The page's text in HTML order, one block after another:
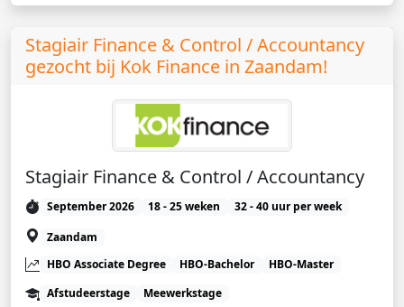
Stagiair Finance & Control / Accountancy
gezocht bij Kok Finance in Zaandam!
Stagiair Finance & Control / Accountancy
September 2026 18 - 25 weken
32 - 40 uur per week
Zaandam
HBO Associate Degree
HBO-Bachelor
HBO-Master
Afstudeerstage
Meewerkstage